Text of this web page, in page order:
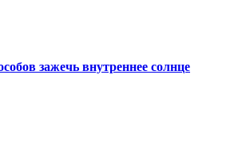
зажечь внутреннее солнце